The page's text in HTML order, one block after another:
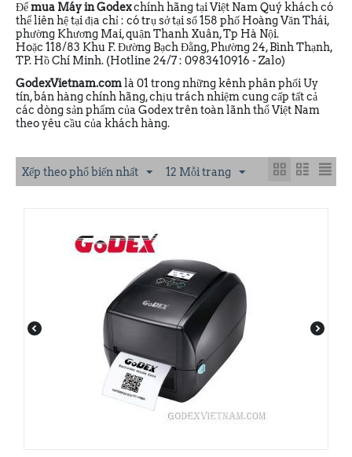
Đểmua Máy in Godexchính hãng tại Việt Nam Quý khách có
thể liên hệ tại địa chỉ : có trụ sở tại số 158 phố Hoàng Văn Thái,
phường Khương Mai, quận Thanh Xuân, Tp Hà Nội.
Hoặc 118/83 Khu F. Đường Bạch Đằng, Phường 24, Bình Thạnh,
TP. Hồ Chí Minh. (Hotline 24/7 : 0983410916 - Zalo)
GodexVietnam.comlà 01 trong những kênh phân phối Uy
tín, bán hàng chính hãng, chịu trách nhiệm cung cấp tất cả
các dòng sản phẩm của Godex trên toàn lãnh thổ Việt Nam
theo yêu cầu của khách hàng.
Xếp theo phổ biến nhất 12 Mỗi trang